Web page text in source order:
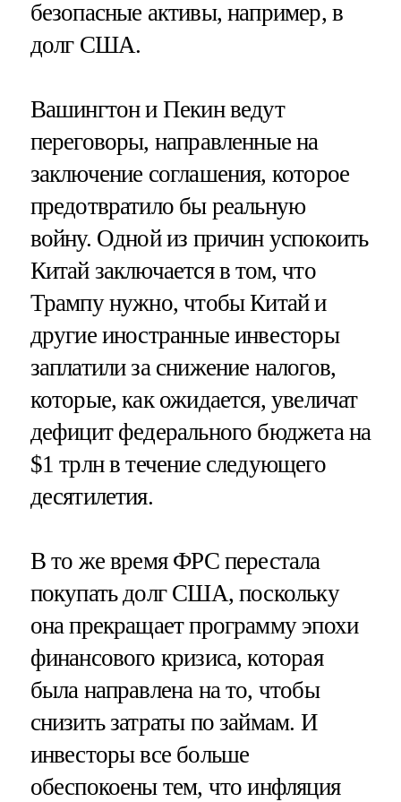
безопасные активы, например, в
долг США.
Вашингтон и Пекин ведут
переговоры, направленные на
заключение соглашения, которое
предотвратило бы реальную
войну. Одной из причин успокоить
Китай заключается в том, что
Трампу нужно, чтобы Китай и
другие иностранные инвесторы
заплатили за снижение налогов,
которые, как ожидается, увеличат
дефицит федерального бюджета на
$1 трлн в течение следующего
десятилетия.
В то же время ФРС перестала
покупать долг США, поскольку
она прекращает программу эпохи
финансового кризиса, которая
была направлена на то, чтобы
снизить затраты по займам. И
инвесторы все больше
обеспокоены тем, что инфляция